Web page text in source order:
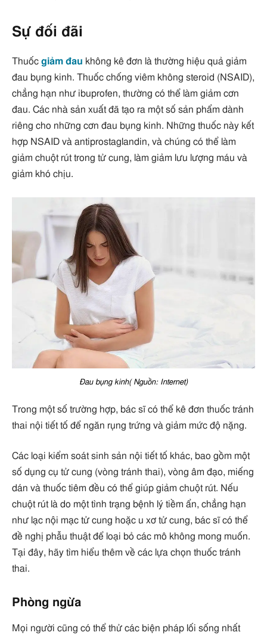
Sự đối đãi
Thuốc giảm đau không kê đơn là thường hiệu quả giảm
đau bụng kinh. Thuốc chống viêm không steroid (NSAID),
chẳng hạn như ibuprofen, thường có thể làm giảm cơn
đau. Các nhà sản xuất đã tạo ra một số sản phẩm dành
riêng cho những cơn đau bụng kinh. Những thuốc này kết
hợp NSAID và antiprostaglandin, và chúng có thể làm
giảm chuột rút trong tử cung, làm giảm lưu lượng máu và
giảm khó chịu.
Đau bụng kinh( Nguồn: Internet)
Trong một số trường hợp, bác sĩ có thể kê đơn thuốc tránh
thai nội tiết tố để ngăn rụng trứng và giảm mức độ nặng.
Các loại kiểm soát sinh sản nội tiết tố khác, bao gồm một
số dụng cụ tử cung (vòng tránh thai), vòng âm đạo, miếng
dán và thuốc tiêm đều có thể giúp giảm chuột rút. Nếu
chuột rút là do một tình trạng bệnh lý tiềm ẩn, chẳng hạn
như lạc nội mạc tử cung hoặc u xơ tử cung, bác sĩ có thể
đề nghị phẫu thuật để loại bỏ các mô không mong muốn.
Tại đây, hãy tìm hiểu thêm về các lựa chọn thuốc tránh
thai.
Phòng ngừa
Mọi người cũng có thể thử các biện pháp lối sống nhất